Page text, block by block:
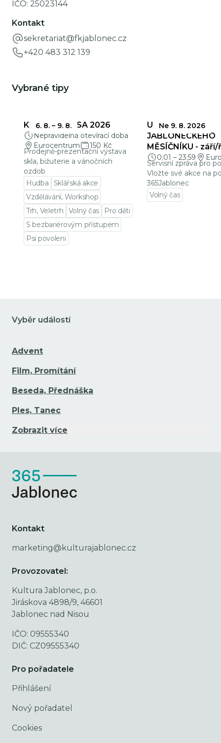
IČO: 25023144
Kontakt
sekretariat@fkjablonec.cz
+420 483 312 139
Vybrané tipy
6. 8. – 9. 8.
KŘEHKÁ KRÁSA 2026
Nepravidelná otevírací doba
Eurocentrum
150 Kč
Prodejně-prezentační výstava
skla, bižuterie a vánočních
ozdob
Hudba
Sklářská akce
Vzdělávání, Workshop
Trh, Veletrh
Volný čas
Pro děti
S bezbariérovým přístupem
Psi povoleni
Ne 9. 8. 2026
UZÁVĚRKY
JABLONECKÉHO
MĚSÍČNÍKU -
0:01 – 23:59
Servisní zpráva pro
Vložte své akce na
365Jablonec
Volný čas
Vyběr událostí
Advent
Film, Promítání
Beseda, Přednáška
Ples, Tanec
Zobrazit více
Kontakt
marketing@kulturajablonec.cz
Provozovatel:
Kultura Jablonec, p.o.
Jiráskova 4898/9, 46601
Jablonec nad Nisou
IČO: 09555340
DIČ: CZ09555340
Pro pořadatele
Přihlášení
Nový pořadatel
Cookies